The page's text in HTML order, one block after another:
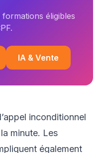
éligibles
IA & Vente
inconditionnel
minute. Les
également